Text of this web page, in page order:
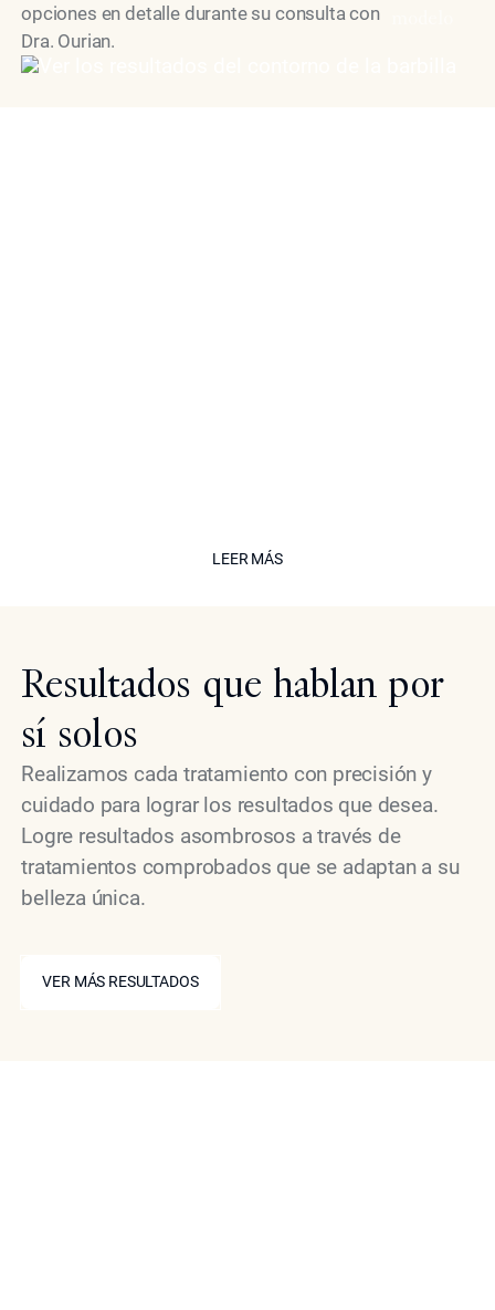
opciones en detalle durante su consulta con
Dra. Ourian.
LEER MÁS
Resultados que hablan por
sí solos
Realizamos cada tratamiento con precisión y
cuidado para lograr los resultados que desea.
Logre resultados asombrosos a través de
tratamientos comprobados que se adaptan a su
belleza única.
VER MÁS RESULTADOS
VER MÁS RESULTADOS